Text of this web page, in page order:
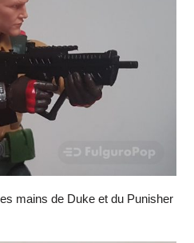
mains de Duke et du Punisher